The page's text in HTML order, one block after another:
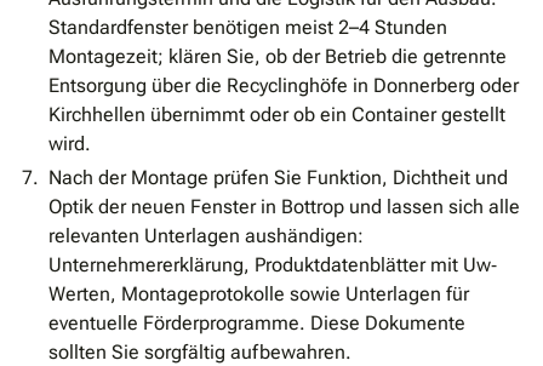
Standardfenster benötigen meist 2–4 Stunden
Montagezeit; klären Sie, ob der Betrieb die getrennte
Entsorgung über die Recyclinghöfe in Donnerberg oder
Kirchhellen übernimmt oder ob ein Container gestellt
wird.
Nach der Montage prüfen Sie Funktion, Dichtheit und
Optik der neuen Fenster in Bottrop und lassen sich alle
relevanten Unterlagen aushändigen:
Unternehmererklärung, Produktdatenblätter mit Uw‐
Werten, Montageprotokolle sowie Unterlagen für
eventuelle Förderprogramme. Diese Dokumente
sollten Sie sorgfältig aufbewahren.